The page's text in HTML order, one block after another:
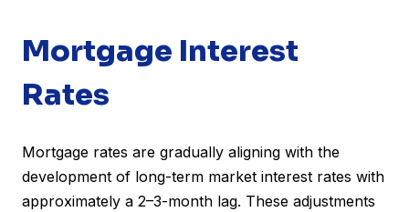
Mortgage Interest
Rates
Mortgage rates are gradually aligning with the
development of long-term market interest rates with
approximately a 2–3-month lag. These adjustments